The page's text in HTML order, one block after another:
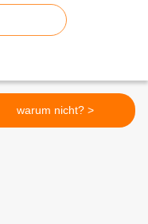
warum nicht? >